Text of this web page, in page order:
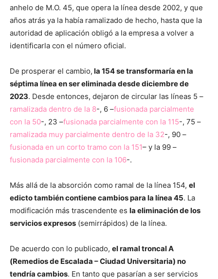
anhelo de M.O. 45, que opera la línea desde 2002, y que
años atrás ya la había ramalizado de hecho, hasta que la
autoridad de aplicación obligó a la empresa a volver a
identificarla con el número oficial.
De prosperar el cambio, la 154 se transformaría en la
séptima línea en ser eliminada desde diciembre de
2023. Desde entonces, dejaron de circular las líneas 5 –
ramalizada dentro de la 8-, 6 –fusionada parcialmente
con la 50-, 23 –fusionada parcialmente con la 115-, 75 –
ramalizada muy parcialmente dentro de la 32-, 90 –
fusionada en un corto tramo con la 151– y la 99 –
fusionada parcialmente con la 106-.
Más allá de la absorción como ramal de la línea 154, el
edicto también contiene cambios para la línea 45. La
modificación más trascendente es la eliminación de los
servicios expresos (semirrápidos) de la línea.
De acuerdo con lo publicado, el ramal troncal A
(Remedios de Escalada – Ciudad Universitaria) no
tendría cambios. En tanto que pasarían a ser servicios